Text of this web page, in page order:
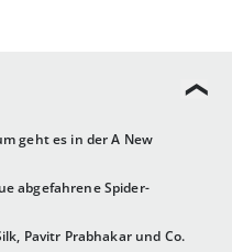
geht es in der A New
abgefahrene Spider-
Pavitr Prabhakar und Co.